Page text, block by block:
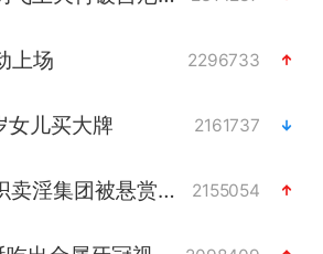
上场 2296733
女儿买大牌 2161737
27岁女子组织卖淫集团被悬赏通缉 2155054